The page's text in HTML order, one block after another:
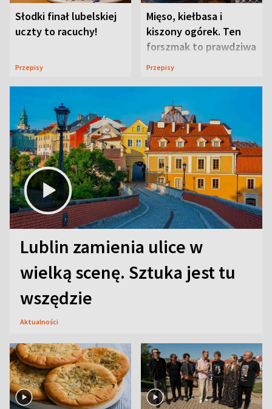
Słodki finał lubelskiej
uczty to racuchy!
Przepisy
Mięso, kiełbasa i
kiszony ogórek. Ten
forszmak to prawdziwa
uczta
Przepisy
Lublin zamienia ulice w
wielką scenę. Sztuka jest tu
wszędzie
Aktualności